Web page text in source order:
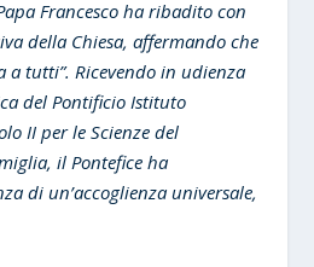
Francesco ha ribadito con
della Chiesa, affermando che
a tutti”. Ricevendo in udienza
del Pontificio Istituto
II per le Scienze del
il Pontefice ha
di un’accoglienza universale,